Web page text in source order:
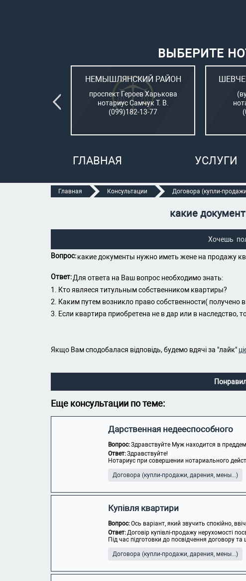
ВЫБЕРИТЕ
НЕМЫШЛЯНСКИЙ РАЙОН
проспект Героев Харькова
нотариус Самчук Т. В.
(099)182-13-77
ГЛАВНАЯ УСЛУГИ
Главная Консультации Договора (купли-
какие
Хочешь
Вопрос:какие документы нужно иметь жене на продажу
Ответ:Для ответа на Ваш вопрос необходимо знать:
1. Кто являеся титульным собственником квартиры?
2. Каким путем возникло право собственности( получено
3. Если квартира приобретена не в дар или в наследство,
Якщо Вам сподобалася відповідь, будемо вдячі за "лайк"
Еще консультации по теме:
Дарственная недееспособного
Вопрос:Здравствуйте Муж находится в
Ответ:Здравствуйте!
Нотариус при совершении нотариального
Договора (купли-продажи, дарения, мены...)
Купівля квартири
Вопрос:Ось варіант, який звучить спокійно,
Ответ:Договір купівлі-продажу нерухомості
Під час підготовки до посвідчення договору
Договора (купли-продажи, дарения, мены...)